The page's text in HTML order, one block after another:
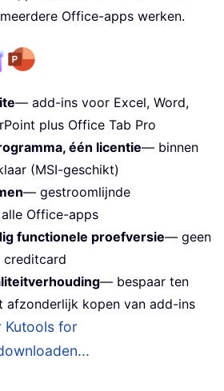
Office-apps werken.
— add-ins voor Excel, Word,
plus Office Tab Pro
één licentie— binnen
(MSI-geschikt)
— gestroomlijnde
Office-apps
functionele proefversie— geen
creditcard
— bespaar ten
afzonderlijk kopen van add-ins
Kutools for